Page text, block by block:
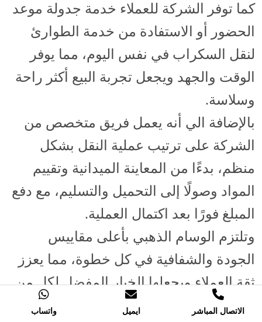
كما توفر الشركة للعملاء خدمة جدولة موعد
الحضور أو الاستفادة من خدمة الطوارئ
لنقل السكراب في نفس اليوم، مما يوفر
الوقت والجهد ويجعل تجربة البيع أكثر راحة
وسلاسة.
بالإضافة الي أنه يعمل فريق متخصص من
الشركة على ترتيب عملية النقل بشكل
منظم، بدءًا من المعاينة الميدانية وتقييم
المواد وصولًا إلى التحميل والتسليم، مع دفع
المبلغ فورًا بعد اكتمال العملية.
وتلتزم الوسام الذهبي بأعلى مقاييس
الجودة والشفافية في كل خطوة، مما يعزز
ثقة العملاء ويجعلها الخيار المفضل لكل من
يسعى الي خدمة احترافية وسريعة.
الاتصال المباشر ايميل واتساب